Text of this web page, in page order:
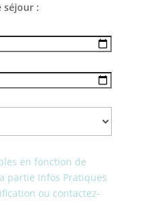
séjour :
en fonction de
partie Infos Pratiques
ou contactez-